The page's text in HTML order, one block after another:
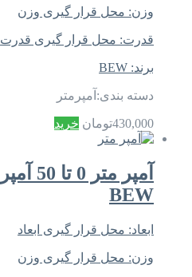
وزن: محل قرار گیری وزن
قدرت: محل قرار گیری قدرت
برند: BEW
دسته بندی: آمپرمتر
430,000تومان خرید
BEW
ابعاد: محل قرار گیری ابعاد
وزن: محل قرار گیری وزن